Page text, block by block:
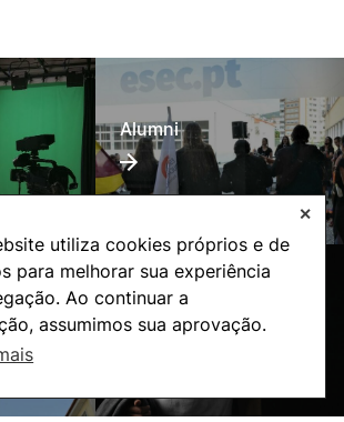
utiliza cookies próprios e de
para melhorar sua experiência
Ao continuar a
assumimos sua aprovação.
✕
Alumni
Internacional